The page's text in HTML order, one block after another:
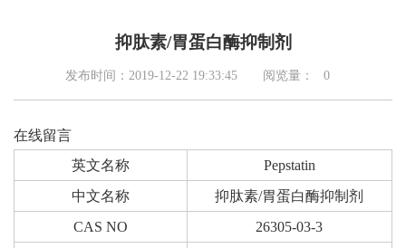
抑肽素/胃蛋白酶抑制剂
发布时间：2019-12-22 19:33:45 阅览量： 0
在线留言
英文名称
Pepstatin
中文名称
抑肽素/胃蛋白酶抑制剂
CAS NO
26305-03-3